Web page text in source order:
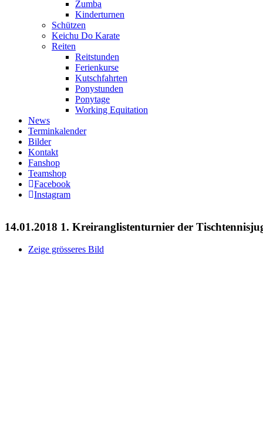
Zumba
Kinderturnen
Schützen
Keichu Do Karate
Reiten
Reitstunden
Ferienkurse
Kutschfahrten
Ponystunden
Ponytage
Working Equitation
News
Terminkalender
Bilder
Kontakt
Fanshop
Teamshop
Facebook
Instagram
14.01.2018 1. Kreiranglistenturnier der
Zeige grösseres Bild